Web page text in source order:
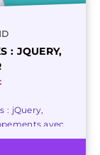
: JQUERY,
: jQuery,
avec